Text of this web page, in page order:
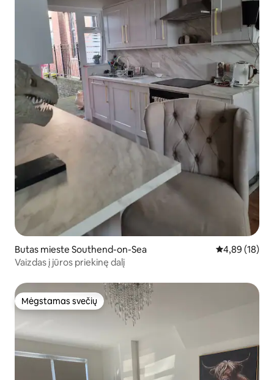
Butas mieste Southend-on-Sea Vidutinis
4,89 (18)
Vaizdas į jūros priekinę dalį
Mėgstamas svečių
Mėgstamas svečių